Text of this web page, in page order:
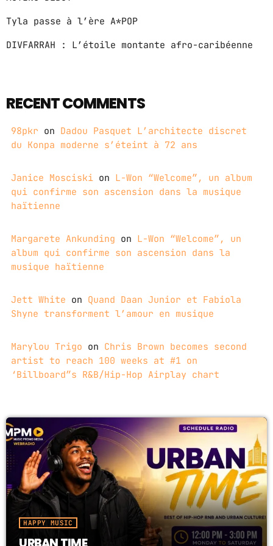
Tyla passe à l’ère A*POP
DIVFARRAH : L’étoile montante afro-caribéenne
RECENT COMMENTS
98pkr on Dadou Pasquet L’architecte discret
du Konpa moderne s’éteint à 72 ans
Janice Mosciski on L-Won “Welcome”, un album
qui confirme son ascension dans la musique
haïtienne
Margarete Ankunding on L-Won “Welcome”, un
album qui confirme son ascension dans la
musique haïtienne
Jett White on Quand Daan Junior et Fabiola
Shyne transforment l’amour en musique
Marylou Trigo on Chris Brown becomes second
artist to reach 100 weeks at #1 on
‘Billboard”s R&B/Hip-Hop Airplay chart
HAPPY MUSIC